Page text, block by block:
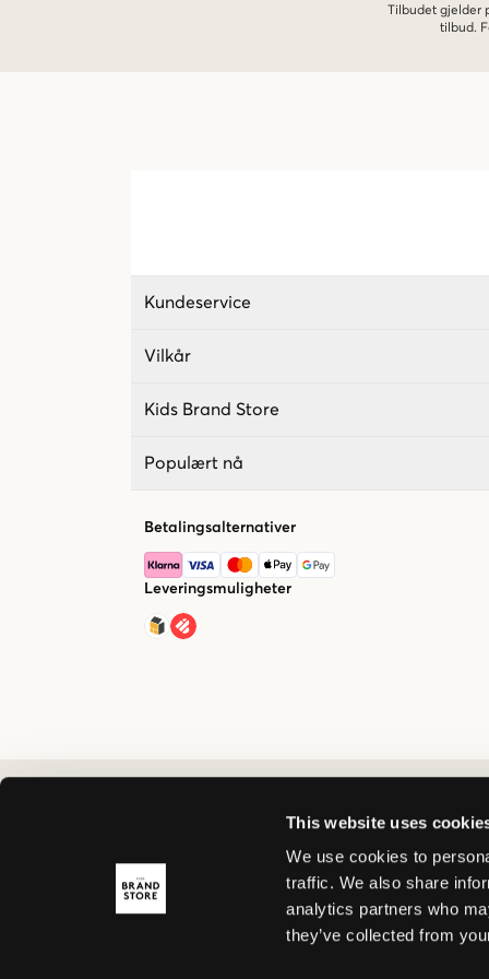
This website uses
We use cookies to
traffic. We also share
analytics partners who
they’ve collected from
Tilbudet gjelder
tilbud.
Kundeservice
Vilkår
Kids Brand Store
Populært nå
Betalingsalternativer
Leveringsmuligheter